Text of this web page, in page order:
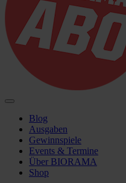
Blog
Ausgaben
Gewinnspiele
Events & Termine
Über BIORAMA
Shop